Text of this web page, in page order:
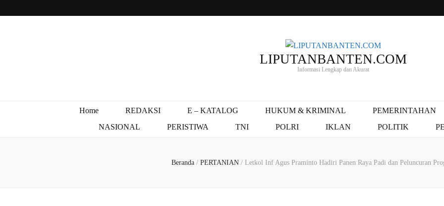
LIPUTANBANTEN.COM
Informasi Lengkap dan Akurat
Home REDAKSI E – KATALOG HUKUM & KRIMINAL
PEMERINTAHAN
NASIONAL
PERISTIWA TNI POLRI IKLAN POLITIK
Beranda / PERTANIAN / Letkol Inf Agus Praminto Hadiri Panen Raya Padi dan Peluncuran